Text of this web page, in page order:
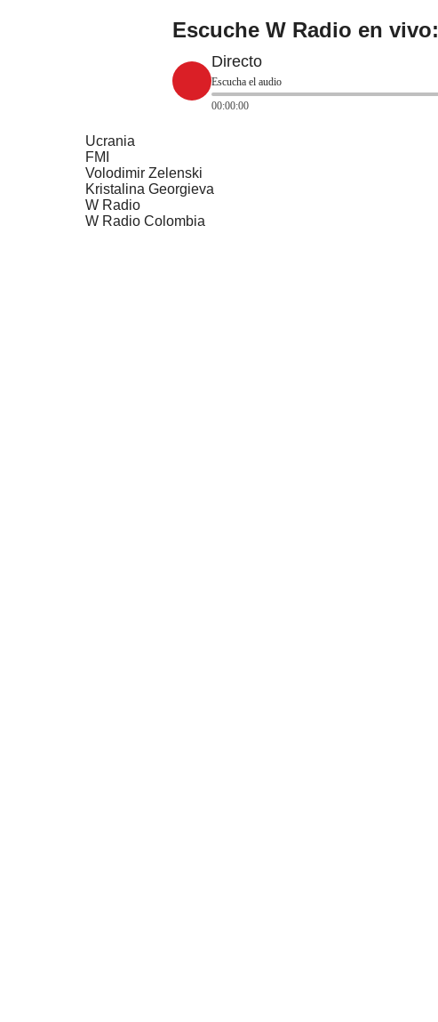
Escuche W Radio en vivo:
Directo
Escucha el audio
00:00:00
Ucrania
FMI
Volodimir Zelenski
Kristalina Georgieva
W Radio
W Radio Colombia